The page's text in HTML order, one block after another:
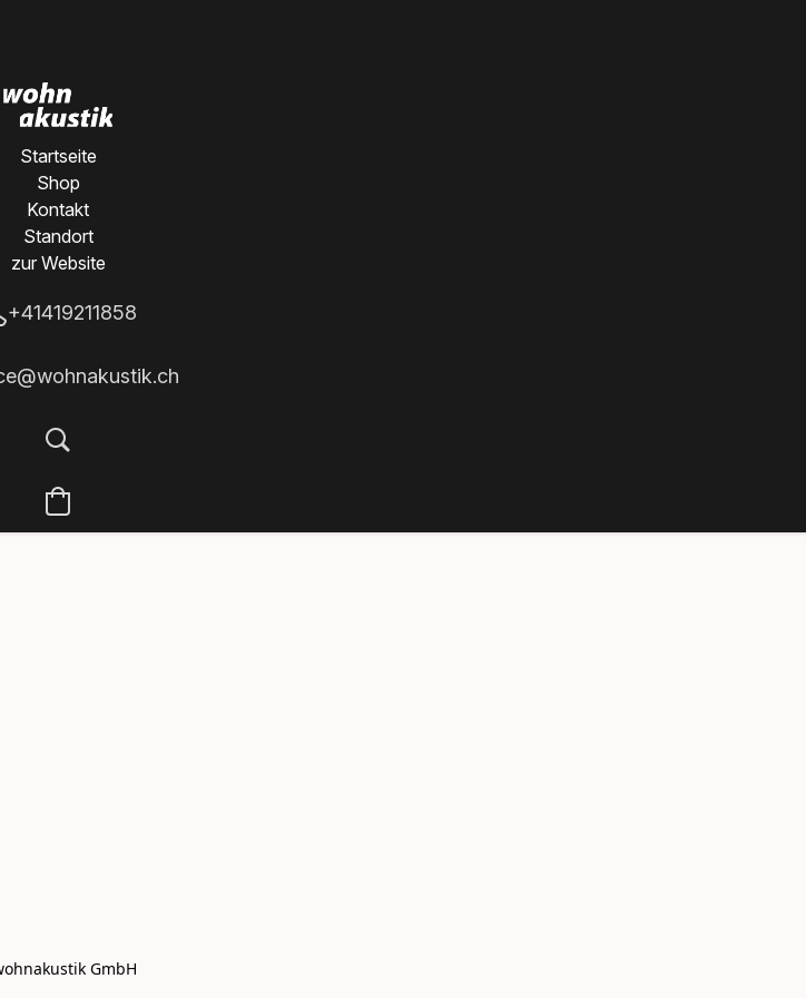
Startseite
Shop
Kontakt
Standort
zur Website
+41419211858
GmbH